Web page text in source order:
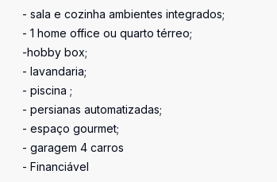
- sala e cozinha ambientes integrados;
- 1 home office ou quarto térreo;
-hobby box;
- lavandaria;
- piscina ;
- persianas automatizadas;
- espaço gourmet;
- garagem 4 carros
- Financiável